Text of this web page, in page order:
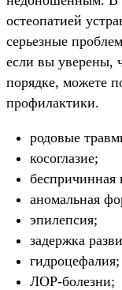
остеопатией
серьезные
если вы уверены,
порядке, можете
профилактики.
родовые
косоглазие;
беспричинная
аномальная
эпилепсия;
задержка
гидроцефалия;
ЛОР-болезни;